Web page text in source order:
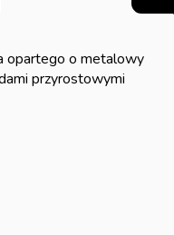
opartego o metalowy
przyrostowymi